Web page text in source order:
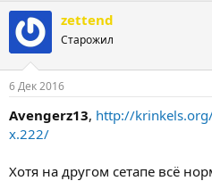
zettend
Старожил
6 Дек 2016
Avengerz13, http://
x.222/
Хотя на другом сетапе всё